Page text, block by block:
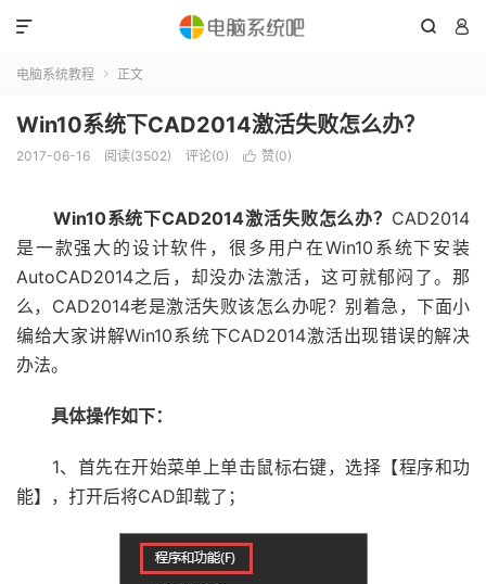
 

电脑系统教程  正文
Win10系统下CAD2014激活失败怎么办？
2017-06-16 阅读(3502) 评论(0)  赞(0)
Win10系统下CAD2014激活失败怎么办？ CAD2014
是一款强大的设计软件，很多用户在Win10系统下安装
AutoCAD2014之后，却没办法激活，这可就郁闷了。那
么，CAD2014老是激活失败该怎么办呢？别着急，下面小
编给大家讲解Win10系统下CAD2014激活出现错误的解决
办法。
具体操作如下：
1、首先在开始菜单上单击鼠标右键，选择【程序和功
能】，打开后将CAD卸载了；